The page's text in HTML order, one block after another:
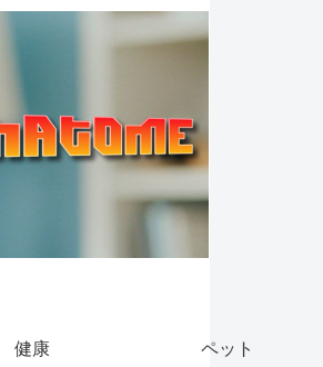
健康 ペット